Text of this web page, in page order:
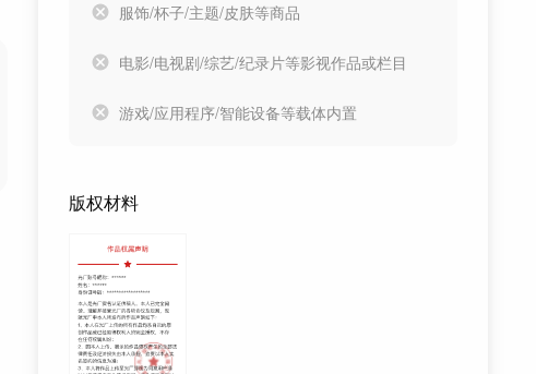
服饰/杯子/主题/皮肤等商品
电影/电视剧/综艺/纪录片等影视作品或栏目
游戏/应用程序/智能设备等载体内置
版权材料